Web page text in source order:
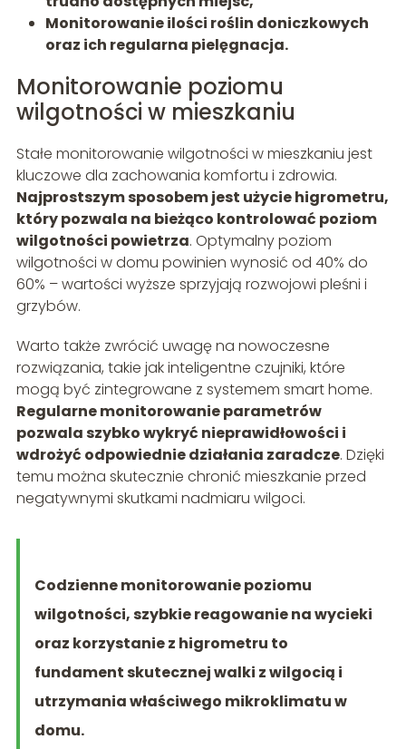
Monitorowanie ilości roślin doniczkowych
oraz ich regularna pielęgnacja.
Monitorowanie poziomu
wilgotności w mieszkaniu
Stałe monitorowanie wilgotności w mieszkaniu jest
kluczowe dla zachowania komfortu i zdrowia.
Najprostszym sposobem jest użycie higrometru,
który pozwala na bieżąco kontrolować poziom
wilgotności powietrza. Optymalny poziom
wilgotności w domu powinien wynosić od 40% do
60% – wartości wyższe sprzyjają rozwojowi pleśni i
grzybów.
Warto także zwrócić uwagę na nowoczesne
rozwiązania, takie jak inteligentne czujniki, które
mogą być zintegrowane z systemem smart home.
Regularne monitorowanie parametrów
pozwala szybko wykryć nieprawidłowości i
wdrożyć odpowiednie działania zaradcze. Dzięki
temu można skutecznie chronić mieszkanie przed
negatywnymi skutkami nadmiaru wilgoci.
Codzienne monitorowanie poziomu
wilgotności, szybkie reagowanie na wycieki
oraz korzystanie z higrometru to
fundament skutecznej walki z wilgocią i
utrzymania właściwego mikroklimatu w
domu.